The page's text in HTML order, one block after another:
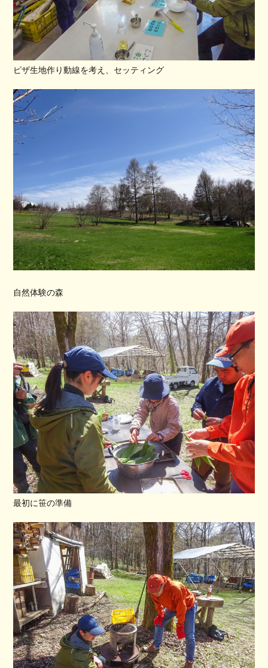
ピザ生地作り 動線を考え、セッティング
自然体験の森
最初に笹の準備